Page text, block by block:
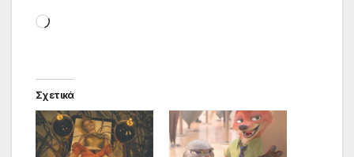
Loading…
Σχετικά